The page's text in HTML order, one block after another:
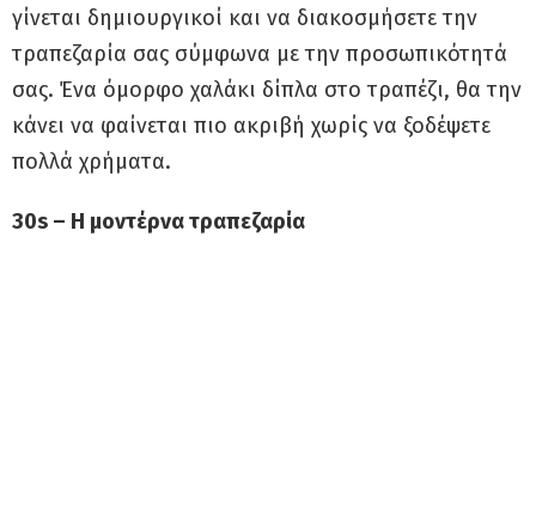
γίνεται δημιουργικοί και να διακοσμήσετε την
τραπεζαρία σας σύμφωνα με την προσωπικότητά
σας. Ένα όμορφο χαλάκι δίπλα στο τραπέζι, θα την
κάνει να φαίνεται πιο ακριβή χωρίς να ξοδέψετε
πολλά χρήματα.
30s – Η μοντέρνα τραπεζαρία